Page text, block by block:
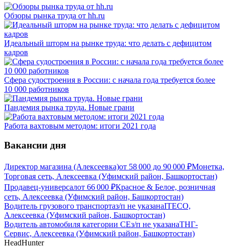
Обзоры рынка труда от hh.ru
Идеальный шторм на рынке труда: что делать с дефицитом
кадров
Сфера судостроения в России: с начала года требуется более
10 000 работников
Пандемия рынка труда. Новые грани
Работа вахтовым методом: итоги 2021 года
Вакансии дня
Директор магазина (Алексеевка)от 58 000 до 90 000 ₽Монетка,
Торговая сеть, Алексеевка (Уфимский район, Башкортостан)
Продавец-универсалот 66 000 ₽Красное & Белое, розничная
сеть, Алексеевка (Уфимский район, Башкортостан)
Водитель грузового транспортаз/п не указанаITECO,
Алексеевка (Уфимский район, Башкортостан)
Водитель автомобиля категории CЕз/п не указанаТНГ-
Сервис, Алексеевка (Уфимский район, Башкортостан)
HeadHunter